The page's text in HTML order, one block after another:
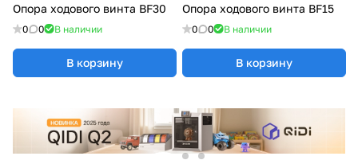
Опора ходового винта BF30
0 0 В наличии
В корзину
Опора ходового винта BF15
0 0 В наличии
В корзину